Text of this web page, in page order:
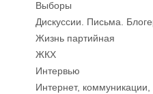
Выборы
Дискуссии. Письма.
Жизнь партийная
ЖКХ
Интервью
Интернет,